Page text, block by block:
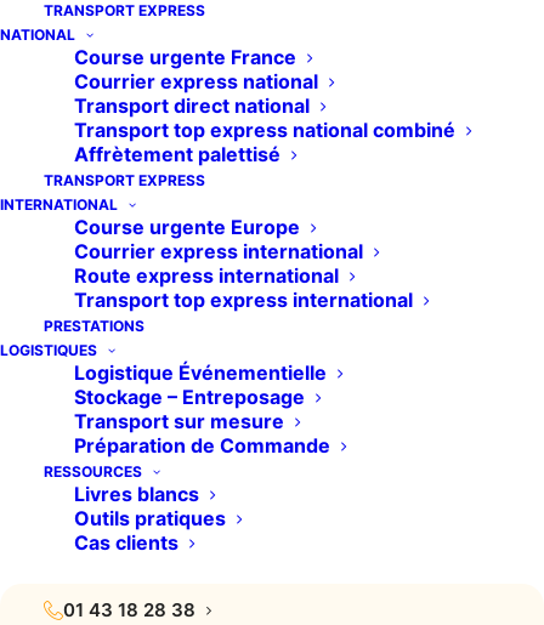
TRANSPORT EXPRESS
NATIONAL
Course urgente France
Courrier express national
Transport direct national
Transport top express national combiné
Affrètement palettisé
TRANSPORT EXPRESS
INTERNATIONAL
Course urgente Europe
Courrier express international
Route express international
Transport top express international
PRESTATIONS
LOGISTIQUES
Logistique Événementielle
Stockage – Entreposage
Transport sur mesure
Préparation de Commande
RESSOURCES
Livres blancs
Outils pratiques
Cas clients
01 43 18 28 38
Conseils
TOUS CONSEILS ENVIRONNEMENT